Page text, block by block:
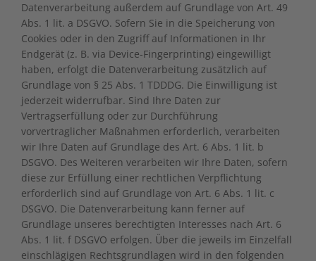
Datenverarbeitung außerdem auf Grundlage von Art. 49
Abs. 1 lit. a DSGVO. Sofern Sie in die Speicherung von
Cookies oder in den Zugriff auf Informationen in Ihr
Endgerät (z. B. via Device-Fingerprinting) eingewilligt
haben, erfolgt die Datenverarbeitung zusätzlich auf
Grundlage von § 25 Abs. 1 TDDDG. Die Einwilligung ist
jederzeit widerrufbar. Sind Ihre Daten zur
Vertragserfüllung oder zur Durchführung
vorvertraglicher Maßnahmen erforderlich, verarbeiten
wir Ihre Daten auf Grundlage des Art. 6 Abs. 1 lit. b
DSGVO. Des Weiteren verarbeiten wir Ihre Daten, sofern
diese zur Erfüllung einer rechtlichen Verpflichtung
erforderlich sind auf Grundlage von Art. 6 Abs. 1 lit. c
DSGVO. Die Datenverarbeitung kann ferner auf
Grundlage unseres berechtigten Interesses nach Art. 6
Abs. 1 lit. f DSGVO erfolgen. Über die jeweils im Einzelfall
einschlägigen Rechtsgrundlagen wird in den folgenden